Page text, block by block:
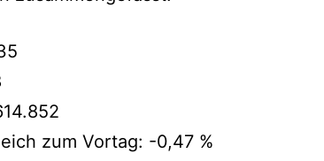
zum Vortag: -0,47 %